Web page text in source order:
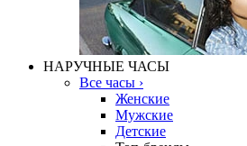
НАРУЧНЫЕ ЧАСЫ
Все часы ›
Женские
Мужские
Детские